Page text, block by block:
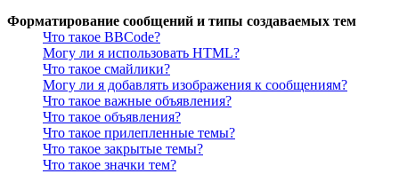
Форматирование сообщений и типы создаваемых тем
Что такое BBCode?
Могу ли я использовать HTML?
Что такое смайлики?
Могу ли я добавлять изображения к сообщениям?
Что такое важные объявления?
Что такое объявления?
Что такое прилепленные темы?
Что такое закрытые темы?
Что такое значки тем?